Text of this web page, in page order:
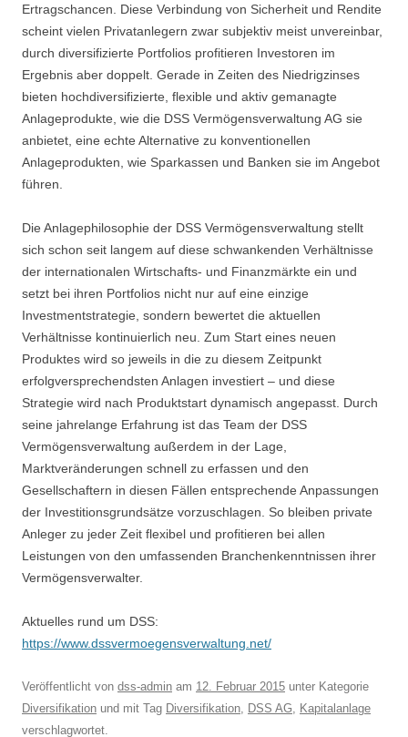
Ertragschancen. Diese Verbindung von Sicherheit und Rendite
scheint vielen Privatanlegern zwar subjektiv meist unvereinbar,
durch diversifizierte Portfolios profitieren Investoren im
Ergebnis aber doppelt. Gerade in Zeiten des Niedrigzinses
bieten hochdiversifizierte, flexible und aktiv gemanagte
Anlageprodukte, wie die DSS Vermögensverwaltung AG sie
anbietet, eine echte Alternative zu konventionellen
Anlageprodukten, wie Sparkassen und Banken sie im Angebot
führen.
Die Anlagephilosophie der DSS Vermögensverwaltung stellt
sich schon seit langem auf diese schwankenden Verhältnisse
der internationalen Wirtschafts- und Finanzmärkte ein und
setzt bei ihren Portfolios nicht nur auf eine einzige
Investmentstrategie, sondern bewertet die aktuellen
Verhältnisse kontinuierlich neu. Zum Start eines neuen
Produktes wird so jeweils in die zu diesem Zeitpunkt
erfolgversprechendsten Anlagen investiert – und diese
Strategie wird nach Produktstart dynamisch angepasst. Durch
seine jahrelange Erfahrung ist das Team der DSS
Vermögensverwaltung außerdem in der Lage,
Marktveränderungen schnell zu erfassen und den
Gesellschaftern in diesen Fällen entsprechende Anpassungen
der Investitionsgrundsätze vorzuschlagen. So bleiben private
Anleger zu jeder Zeit flexibel und profitieren bei allen
Leistungen von den umfassenden Branchenkenntnissen ihrer
Vermögensverwalter.
Aktuelles rund um DSS:
https://www.dssvermoegensverwaltung.net/
Veröffentlicht von dss-admin am 12. Februar 2015 unter Kategorie
Diversifikation und mit Tag Diversifikation, DSS AG, Kapitalanlage
verschlagwortet.